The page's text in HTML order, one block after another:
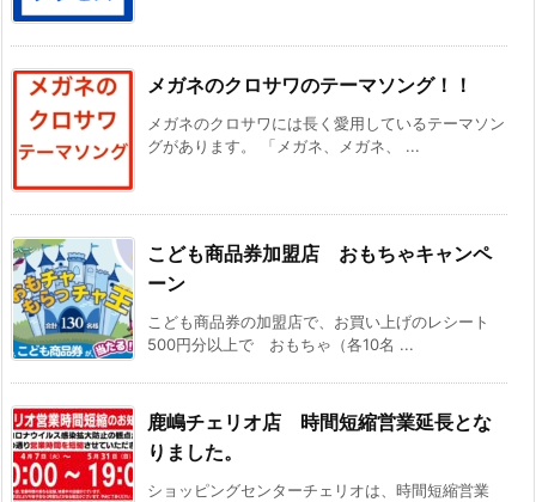
メガネのクロサワのテーマソング！！
メガネのクロサワには長く愛用しているテーマソン
グがあります。 「メガネ、メガネ、 ...
こども商品券加盟店 おもちゃキャンペ
ーン
こども商品券の加盟店で、お買い上げのレシート
500円分以上で おもちゃ（各10名 ...
鹿嶋チェリオ店 時間短縮営業延長とな
りました。
ショッピングセンターチェリオは、時間短縮営業